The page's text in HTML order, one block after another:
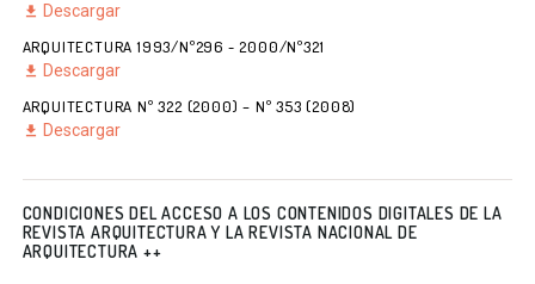
Descargar
ARQUITECTURA 1993/Nº296 - 2000/Nº321
Descargar
ARQUITECTURA Nº 322 (2000) – Nº 353 (2008)
Descargar
CONDICIONES DEL ACCESO A LOS CONTENIDOS DIGITALES DE LA
REVISTA ARQUITECTURA Y LA REVISTA NACIONAL DE
ARQUITECTURA ++